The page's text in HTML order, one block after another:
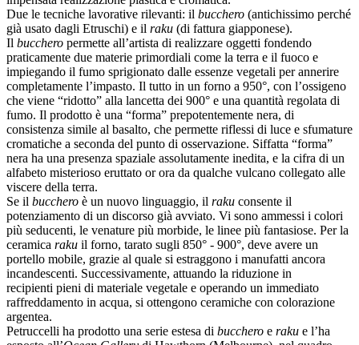
Due le tecniche lavorative rilevanti: il bucchero (antichissimo perché
già usato dagli Etruschi) e il raku (di fattura giapponese).
Il bucchero permette all’artista di realizzare oggetti fondendo
praticamente due materie primordiali come la terra e il fuoco e
impiegando il fumo sprigionato dalle essenze vegetali per annerire
completamente l’impasto. Il tutto in un forno a 950°, con l’ossigeno
che viene “ridotto” alla lancetta dei 900° e una quantità regolata di
fumo. Il prodotto è una “forma” prepotentemente nera, di
consistenza simile al basalto, che permette riflessi di luce e sfumature
cromatiche a seconda del punto di osservazione. Siffatta “forma”
nera ha una presenza spaziale assolutamente inedita, e la cifra di un
alfabeto misterioso eruttato or ora da qualche vulcano collegato alle
viscere della terra.
Se il bucchero è un nuovo linguaggio, il raku consente il
potenziamento di un discorso già avviato. Vi sono ammessi i colori
più seducenti, le venature più morbide, le linee più fantasiose. Per la
ceramica raku il forno, tarato sugli 850° - 900°, deve avere un
portello mobile, grazie al quale si estraggono i manufatti ancora
incandescenti. Successivamente, attuando la riduzione in
recipienti pieni di materiale vegetale e operando un immediato
raffreddamento in acqua, si ottengono ceramiche con colorazione
argentea.
Petruccelli ha prodotto una serie estesa di bucchero e raku e l’ha